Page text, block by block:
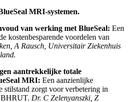
MRI-systemen.
van werking met BlueSeal: Een
kostenbesparende voordelen van
A Rausch, Universitair Ziekenhuis
aantrekkelijke totale
MRI: Een aanzienlijke
stilstand zorgt voor verbetering in
BHRUT. Dr. C Zelenyanszki, Z